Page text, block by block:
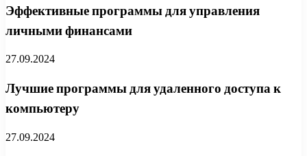
Эффективные программы для управления
личными финансами
27.09.2024
Лучшие программы для удаленного доступа к
компьютеру
27.09.2024